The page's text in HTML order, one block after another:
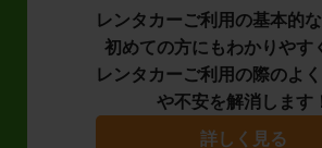
レンタカーご利用の基本的な
初めての方にもわかりやす
レンタカーご利用の際のよ
や不安を解消します！
詳しく見る